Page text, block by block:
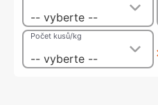
-- vyberte --
-- vyberte --
Počet kusů/kg